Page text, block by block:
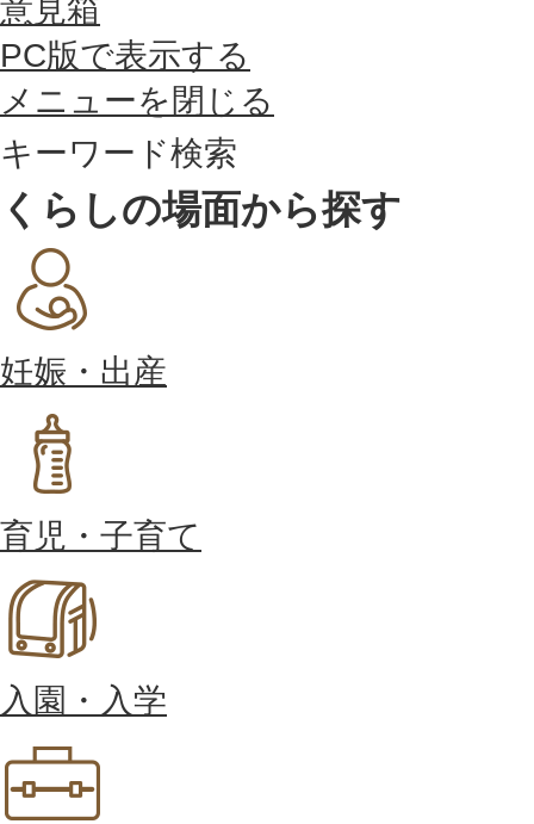
意見箱
PC版で表示する
メニューを閉じる
キーワード検索
くらしの場面から探す
妊娠・出産
育児・子育て
入園・入学